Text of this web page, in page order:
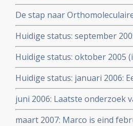
De stap naar
Huidige status: september
Huidige status: oktober 2005
Huidige status: januari 2006:
bepaalde voedingssuppletie
ontdekken.
juni 2006: Laatste onderzoek
zijn aanpak van ALL lijkt
maart 2007: Marco is eind